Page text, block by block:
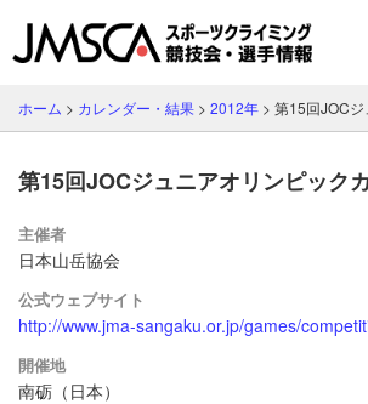
ホーム > カレンダー・結果 > 2012年 > 第15回JOC
第15回JOCジュニアオリンピック
主催者
日本山岳協会
公式ウェブサイト
http://www.jma-sangaku.or.jp/games/
開催地
南砺（日本）